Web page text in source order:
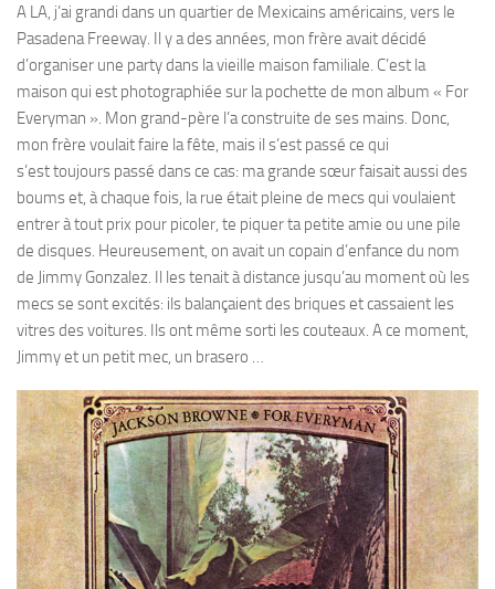
A LA, j’ai grandi dans un quartier de Mexicains américains, vers le
Pasadena Freeway. Il y a des années, mon frère avait décidé
d’organiser une party dans la vieille maison familiale. C’est la
maison qui est photographiée sur la pochette de mon album « For
Everyman ». Mon grand-père l’a construite de ses mains. Donc,
mon frère voulait faire la fête, mais il s’est passé ce qui
s’est toujours passé dans ce cas: ma grande sœur faisait aussi des
boums et, à chaque fois, la rue était pleine de mecs qui voulaient
entrer à tout prix pour picoler, te piquer ta petite amie ou une pile
de disques. Heureusement, on avait un copain d’enfance du nom
de Jimmy Gonzalez. Il les tenait à distance jusqu’au moment où les
mecs se sont excités: ils balançaient des briques et cassaient les
vitres des voitures. Ils ont même sorti les couteaux. A ce moment,
Jimmy et un petit mec, un brasero …